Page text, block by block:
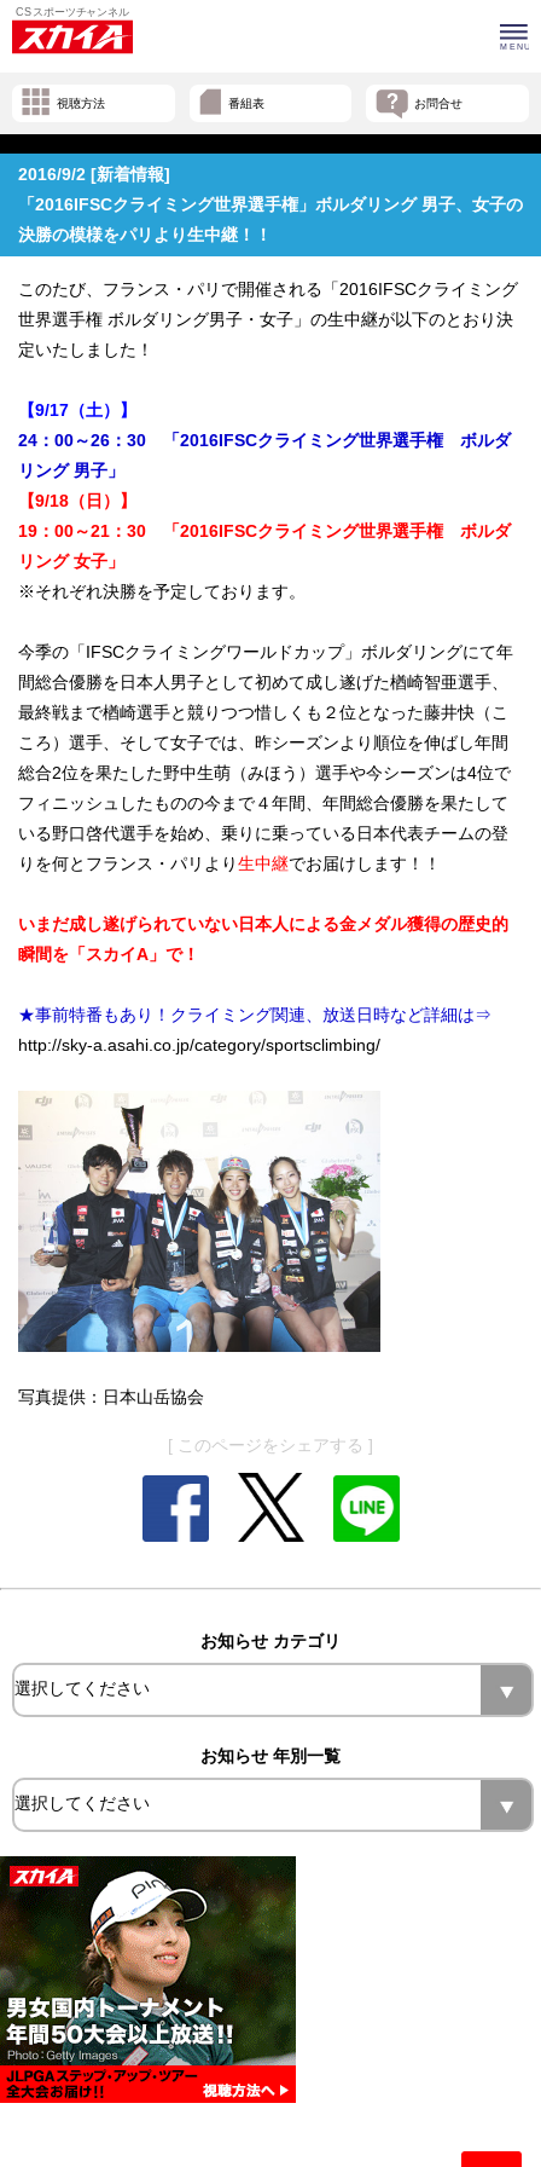
視聴方法 番組表 お問合せ
2016/9/2 [新着情報]
「2016IFSCクライミング世界選手権」ボルダリング 男子、女子の
決勝の模様をパリより生中継！！
このたび、フランス・パリで開催される「2016IFSCクライミング
世界選手権 ボルダリング男子・女子」の生中継が以下のとおり決
定いたしました！
【9/17（土）】
24：00～26：30 「2016IFSCクライミング世界選手権 ボルダ
リング 男子」
【9/18（日）】
19 ：00～21：30 「2016IFSCクライミング世界選手権 ボルダ
リング 女子」
※それぞれ決勝を予定しております。
今季の「IFSCクライミングワールドカップ」ボルダリングにて年
間総合優勝を日本人男子として初めて成し遂げた楢崎智亜選手、
最終戦まで楢崎選手と競りつつ惜しくも２位となった藤井快（こ
ころ）選手、そして女子では、昨シーズンより順位を伸ばし年間
総合2位を果たした野中生萌（みほう）選手や今シーズンは4位で
フィニッシュしたものの今まで４年間、年間総合優勝を果たして
いる野口啓代選手を始め、 乗りに乗っている日本代表チームの登
りを何とフランス・パリより生中継でお届けします！！
いまだ成し遂げられていない日本人による金メダル獲得の歴史的
瞬間を「スカイA」で！
★事前特番もあり！クライミング関連、放送日時など詳細は⇒
http://sky-a.asahi.co.jp/category/sportsclimbing/
写真提供：日本山岳協会
[ このページをシェアする ]
お知らせ カテゴリ
お知らせ 年別一覧